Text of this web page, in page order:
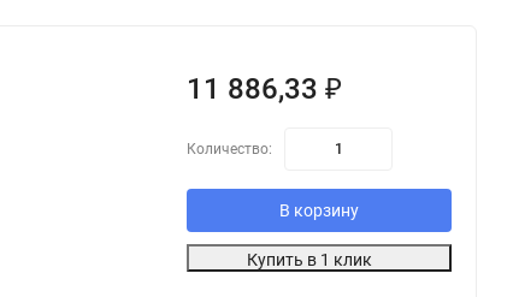
11 886,33 ₽
Количество:
В корзину
Купить в 1 клик